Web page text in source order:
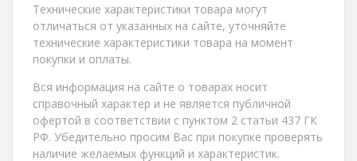
Технические характеристики товара могут
отличаться от указанных на сайте, уточняйте
технические характеристики товара на момент
покупки и оплаты.
Вся информация на сайте о товарах носит
справочный характер и не является публичной
офертой в соответствии с пунктом 2 статьи 437 ГК
РФ. Убедительно просим Вас при покупке проверять
наличие желаемых функций и характеристик.